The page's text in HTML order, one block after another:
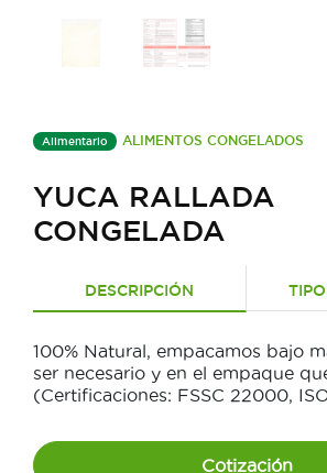
Alimentario ALIMENTOS CONGELADOS
YUCA RALLADA
CONGELADA
DESCRIPCIÓN
100% Natural, empacamos bajo
ser necesario y en el empaque
(Certificaciones: FSSC 22000,
Cotización